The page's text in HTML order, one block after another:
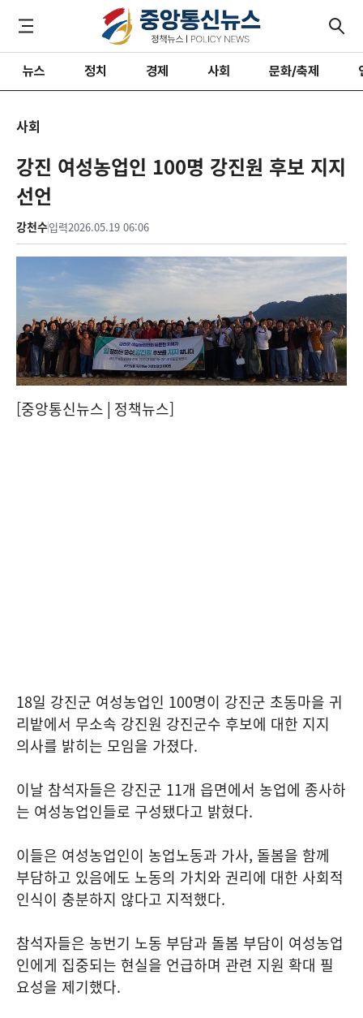
뉴스 정치 경제 사회 문화/축제
사회
강진 여성농업인 100명 강진원 후보 지지
선언
강천수입력2026.05.19 06:06
[중앙통신뉴스│정책뉴스]
18일 강진군 여성농업인 100명이 강진군 초동마을 귀
리밭에서 무소속 강진원 강진군수 후보에 대한 지지
의사를 밝히는 모임을 가졌다.
이날 참석자들은 강진군 11개 읍면에서 농업에 종사하
는 여성농업인들로 구성됐다고 밝혔다.
이들은 여성농업인이 농업노동과 가사, 돌봄을 함께
부담하고 있음에도 노동의 가치와 권리에 대한 사회적
인식이 충분하지 않다고 지적했다.
참석자들은 농번기 노동 부담과 돌봄 부담이 여성농업
인에게 집중되는 현실을 언급하며 관련 지원 확대 필
요성을 제기했다.